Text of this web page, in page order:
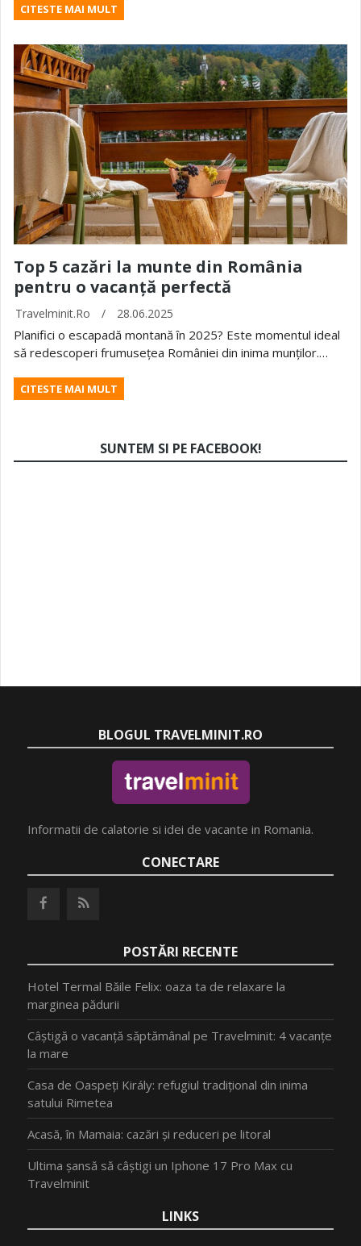
CITESTE MAI MULT
Top 5 cazări la munte din România
pentru o vacanță perfectă
Travelminit.ro / 28.06.2025
Planifici o escapadă montană în 2025? Este momentul ideal
să redescoperi frumusețea României din inima munților.…
CITESTE MAI MULT
SUNTEM SI PE FACEBOOK!
BLOGUL TRAVELMINIT.RO
Informatii de calatorie si idei de vacante in Romania.
CONECTARE
POSTĂRI RECENTE
Hotel Termal Băile Felix: oaza ta de relaxare la
marginea pădurii
Câștigă o vacanță săptămânal pe Travelminit: 4 vacanțe
la mare
Casa de Oaspeți Király: refugiul tradițional din inima
satului Rimetea
Acasă, în Mamaia: cazări și reduceri pe litoral
Ultima șansă să câștigi un Iphone 17 Pro Max cu
Travelminit
LINKS